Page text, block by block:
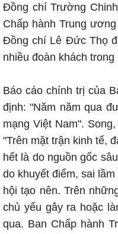
Đồng chí Trường
Chấp hành Trung
Đồng chí Lê Đức Thọ
nhiều đoàn khách
Báo cáo chính trị của
định: "Năm năm qua
mạng Việt Nam".
"Trên mặt trận kinh tế,
hết là do nguồn gốc
do khuyết điểm, sai
hội tạo nên. Trên
chủ yếu gây ra hoặc
qua. Ban Chấp hành